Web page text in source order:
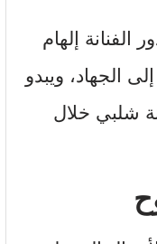
إلهام
الجهاد، ويبدو
شلبي خلال